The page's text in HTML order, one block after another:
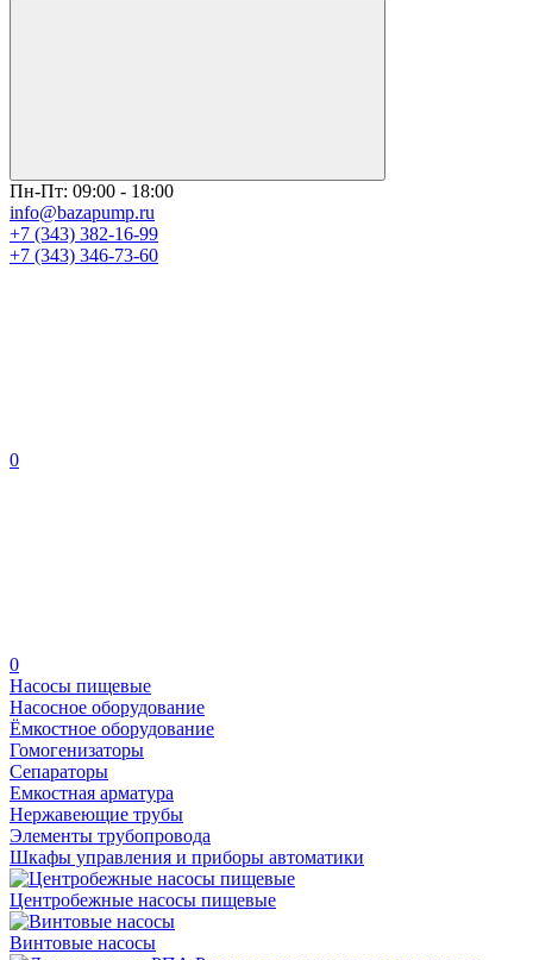
Пн-Пт: 09:00 - 18:00
info@bazapump.ru
+7 (343) 382-16-99
+7 (343) 346-73-‬60
0
0
Насосы пищевые
Насосное оборудование
Ёмкостное оборудование
Гомогенизаторы
Сепараторы
Емкостная арматура
Нержавеющие трубы
Элементы трубопровода
Шкафы управления и приборы автоматики
Центробежные насосы пищевые
Винтовые насосы